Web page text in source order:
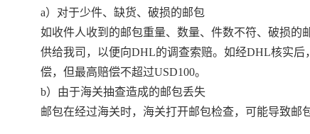
a）对于少件、缺货、破损的邮包
如收件人收到的邮包重量、数量、件数不符、破损
供给我司，以便向DHL的调查索赔。如经DHL核实
偿，但最高赔偿不超过USD100。
b）由于海关抽查造成的邮包丢失
邮包在经过海关时，海关打开邮包检查，可能导致邮